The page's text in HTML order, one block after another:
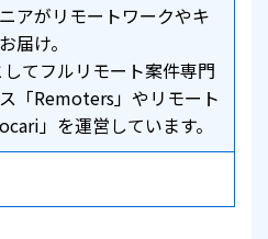
アがリモートワークやキ
届け。
てフルリモート案件専門
「Remoters」やリモート
」を運営しています。